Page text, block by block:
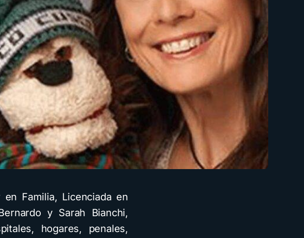
Familia, Licenciada en
y Sarah Bianchi,
hogares, penales,